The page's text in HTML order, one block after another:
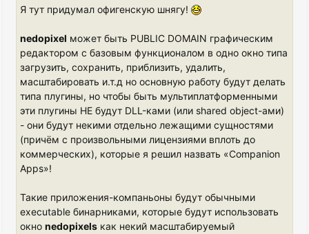
Я тут придумал офигенскую шнягу!
nedopixel может быть PUBLIC DOMAIN графическим
редактором с базовым функционалом в одно окно типа
загрузить, сохранить, приблизить, удалить,
масштабировать и.т.д но основную работу будут делать
типа плугины, но чтобы быть мультиплатформенными
эти плугины НЕ будут DLL-ками (или shared object-ами)
- они будут некими отдельно лежащими сущностями
(причём с произвольными лицензиями вплоть до
коммерческих), которые я решил назвать «Companion
Apps»!
Такие приложения-компаньоны будут обычными
executable бинарниками, которые будут использовать
окно nedopixels как некий масштабируемый